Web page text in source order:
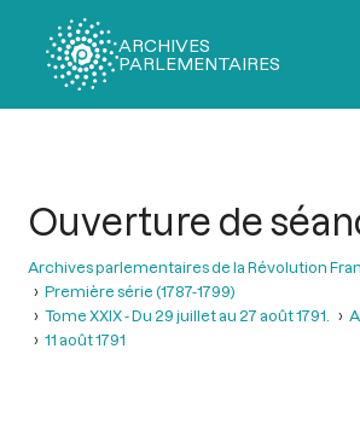
ARCHIVES
PARLEMENTAIRES
Ouverture de
Archives parlementaires de la Révolution
Première série (1787-1799)
Tome XXIX - Du 29 juillet au 27 août 1791.
11 août 1791